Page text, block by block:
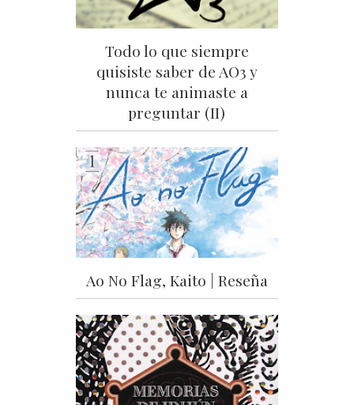
Todo lo que siempre
quisiste saber de AO3 y
nunca te animaste a
preguntar (II)
Ao No Flag, Kaito | Reseña